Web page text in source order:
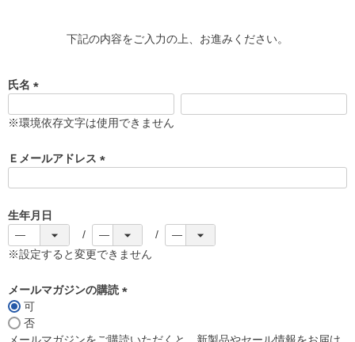
下記の内容をご入力の上、お進みください。
氏名
必
)
※環境依存文字は使用できません
Ｅメールアドレス
)
生年月日
※設定すると変更できません
メールマガジンの購読
可
否
メールマガジンをご購読いただくと、新製品やセール情報をお届け